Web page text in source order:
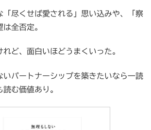
「尽くせば愛される」思い込みや、「察
全否定。
ど、面白いほどうまくいった。
いパートナーシップを築きたいなら一読
む価値あり。